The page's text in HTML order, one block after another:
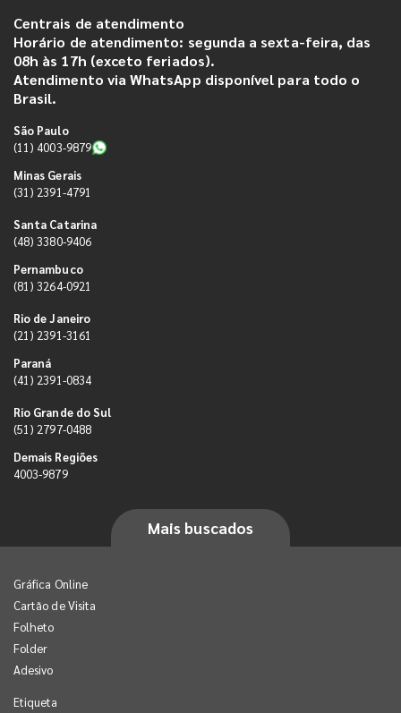
Centrais de atendimento
Horário de atendimento: segunda a sexta-feira, das
08h às 17h (exceto feriados).
Atendimento via WhatsApp disponível para todo o
Brasil.
São Paulo
(11) 4003-9879
Minas Gerais
(31) 2391-4791
Santa Catarina
(48) 3380-9406
Pernambuco
(81) 3264-0921
Rio de Janeiro
(21) 2391-3161
Paraná
(41) 2391-0834
Rio Grande do Sul
(51) 2797-0488
Demais Regiões
4003-9879
Mais buscados
Gráfica Online
Cartão de Visita
Folheto
Folder
Adesivo
Etiqueta